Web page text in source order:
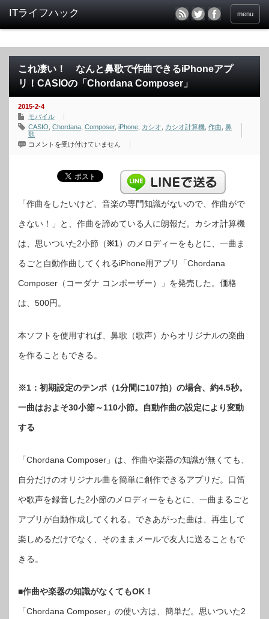
menu
これ凄い！ なんと鼻歌で作曲できるiPhoneアプ
リ！CASIOの「Chordana Composer」
2015-2-4
モバイル
CASIO Chordana Composer, iPhone カシオ カシオ計算機 作曲 鼻
歌
こ
歌
で
曲
で
る
プ
CASIO
の
Composer」
は
コメントを受け付けていません
「作曲をしたいけど、音楽の専門知識がないので、作曲がで
きない！」と、作曲を諦めている人に朗報だ。カシオ計算機
は、思いついた2小節（※1）のメロディーをもとに、一曲ま
るごと自動作曲してくれるiPhone用アプリ「Chordana
Composer（コーダナ コンポーザー）」を発売した。価格
は、500円。
本ソフトを使用すれば、鼻歌（歌声）からオリジナルの楽曲
を作ることもできる。
※1：初期設定のテンポ（1分間に107拍）の場合、約4.5秒。
一曲はおよそ30小節～110小節。自動作曲の設定により変動
する
「Chordana Composer」は、作曲や楽器の知識が無くても、
自分だけのオリジナル曲を簡単に創作できるアプリだ。口笛
や歌声を録音した2小節のメロディーをもとに、一曲まるごと
アプリが自動作成してくれる。できあがった曲は、再生して
楽しめるだけでなく、そのままメールで友人に送ることもで
きる。
■作曲や楽器の知識がなくてもOK！
「Chordana Composer」の使い方は、簡単だ。思いついた2